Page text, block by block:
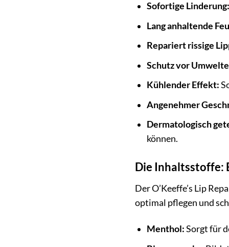
Sofortige Linderung:
Lang anhaltende
Repariert rissige
Schutz vor
Kühlender Effekt:
Angenehmer
Dermatologisch
können.
Die Inhaltsstoffe:
Der O’Keeffe’s Lip
optimal pflegen und
Menthol:Sorgt für